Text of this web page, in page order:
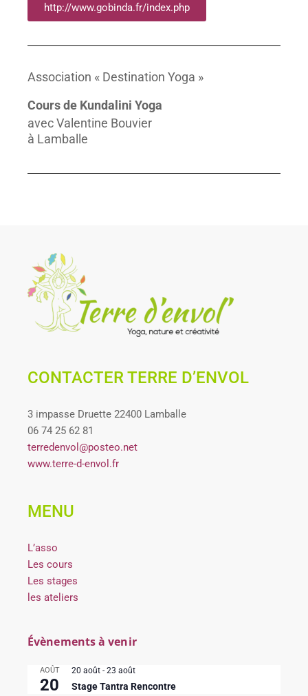
http://www.gobinda.fr/index.php
Association « Destination Yoga »
Cours de Kundalini Yoga
avec Valentine Bouvier
à Lamballe
CONTACTER TERRE D’ENVOL
3 impasse Druette 22400 Lamballe
06 74 25 62 81
terredenvol@posteo.net
www.terre-d-envol.fr
MENU
L’asso
Les cours
Les stages
les ateliers
Évènements à venir
AOÛT
20
20 août - 23 août
Stage Tantra Rencontre